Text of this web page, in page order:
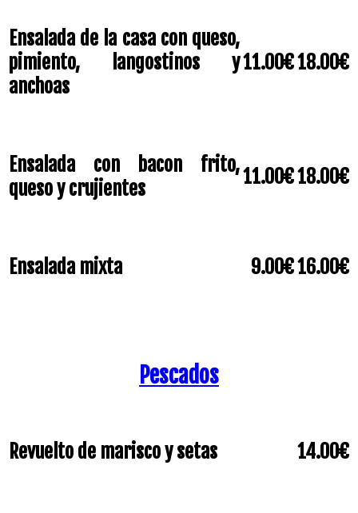
Ensalada de la casa con queso,
pimiento, langostinos y
anchoas
11.00€18.00€
Ensalada con bacon frito,
queso y crujientes
11.00€18.00€
Ensalada mixta 9.00€16.00€
Pescados
Revuelto de marisco y setas 14.00€